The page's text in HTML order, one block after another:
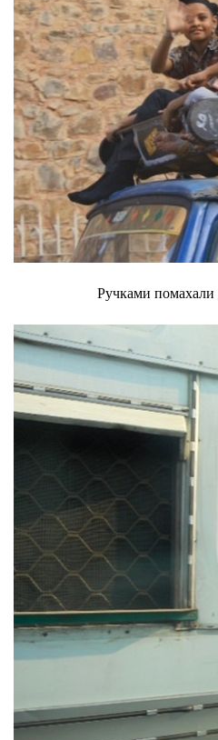
Ручками